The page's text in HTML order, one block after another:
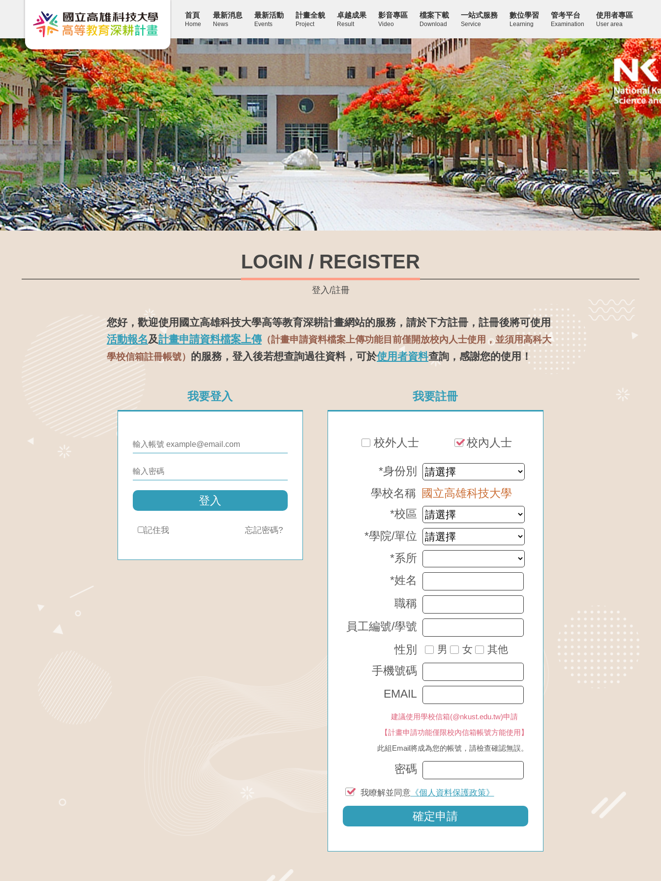
首頁
Home
最新消息
News
最新活動
Events
計畫全貌
Project
卓越成果
Result
影音專區
Video
檔案下載
Download
一站式服務
Service
數位學習
Learning
管考平台
Examination
使用者專區
User area
LOGIN / REGISTER
登入/註冊
您好，歡迎使用國立高雄科技大學高等教育深耕計畫網站的服務，請於下方註冊，註冊後將可使用
活動報名及計畫申請資料檔案上傳（計畫申請資料檔案上傳功能目前僅開放校內人士使用，並須用高科大
學校信箱註冊帳號） 的服務，登入後若想查詢過往資料，可於使用者資料查詢，感謝您的使用！
我要登入
登入
記住我 忘記密碼?
我要註冊
校外人士 校內人士
*身份別
學校名稱 國立高雄科技大學
*校區
*學院/單位
*系所
*姓名
職稱
員工編號/學號
性別
男 女 其他
手機號碼
EMAIL
建議使用學校信箱(@nkust.edu.tw)申請
【計畫申請功能僅限校內信箱帳號方能使用】
此組Email將成為您的帳號，請檢查確認無誤。
密碼
我瞭解並同意 《個人資料保護政策》
確定申請